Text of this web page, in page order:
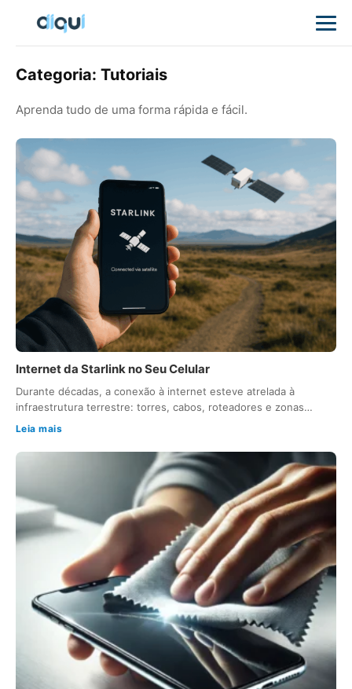
Categoria: Tutoriais
Aprenda tudo de uma forma rápida e fácil.
Internet da Starlink no Seu Celular
Durante décadas, a conexão à internet esteve atrelada à
infraestrutura terrestre: torres, cabos, roteadores e zonas…
Leia mais